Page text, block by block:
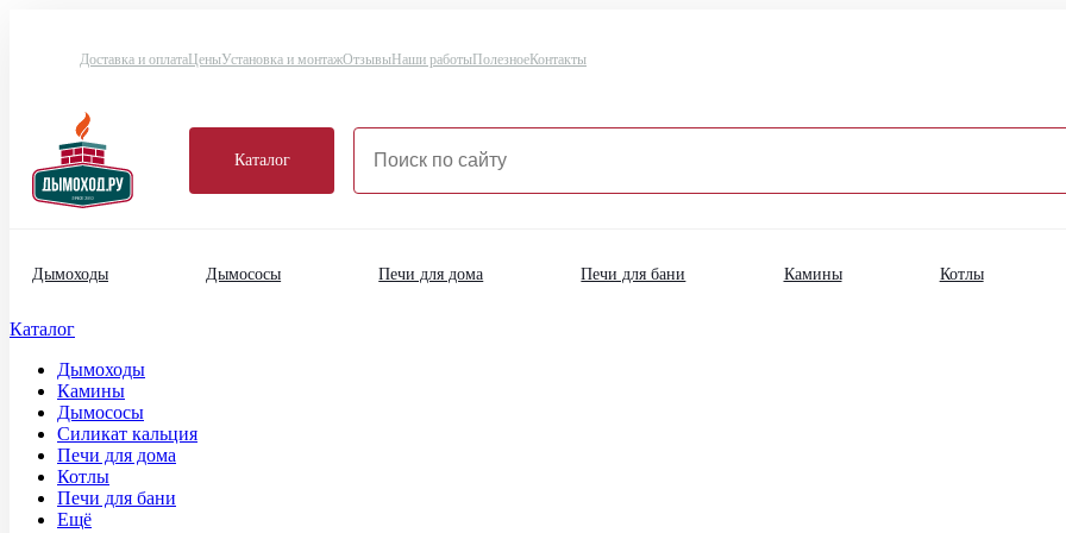
Доставка и оплатаЦеныУстановка и монтажОтзывыНаши работыПолезное Контакты
Каталог
Дымоходы Дымососы Печи для дома Печи для бани Камины Котлы
Каталог
Дымоходы
Камины
Дымососы
Силикат кальция
Печи для дома
Котлы
Печи для бани
Ещё